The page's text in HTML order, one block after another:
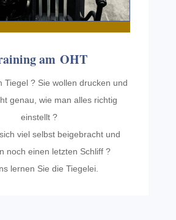
am OHT
Tiegel ? Sie wollen drucken und
genau, wie man alles richtig
einstellt ?
viel selbst beige­bracht und
noch einen letzten Schliff ?
lernen Sie die Tiegelei.